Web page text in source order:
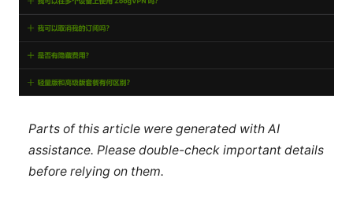
Parts of this article were generated with AI
assistance. Please double-check important details
before relying on them.